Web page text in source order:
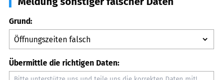
Grund:
Übermittle die richtigen Daten: